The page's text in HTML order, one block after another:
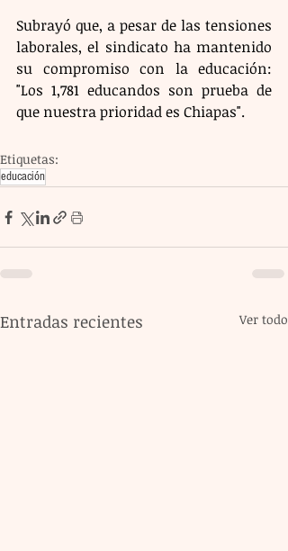
Subrayó que, a pesar de las tensiones
laborales, el sindicato ha mantenido
su compromiso con la educación:
"Los 1,781 educandos son prueba de
que nuestra prioridad es Chiapas".
Etiquetas:
educación
Entradas recientes Ver todo